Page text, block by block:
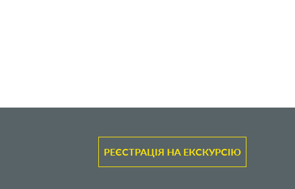
РЕЄСТРАЦІЯ НА ЕКСКУРСІЮ